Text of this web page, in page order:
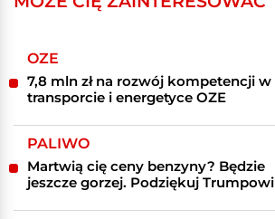
OZE
7,8 mln zł na rozwój kompetencji w
transporcie i energetyce OZE
PALIWO
Martwią cię ceny benzyny? Będzie
jeszcze gorzej. Podziękuj Trumpowi